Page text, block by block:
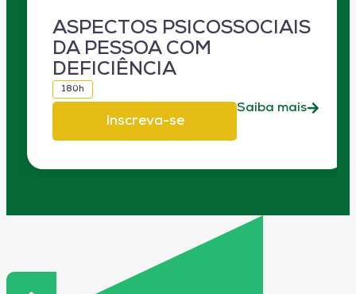
ASPECTOS PSICOSSOCIAIS
DA PESSOA COM
DEFICIÊNCIA
180h
Inscreva-se
Saiba mais